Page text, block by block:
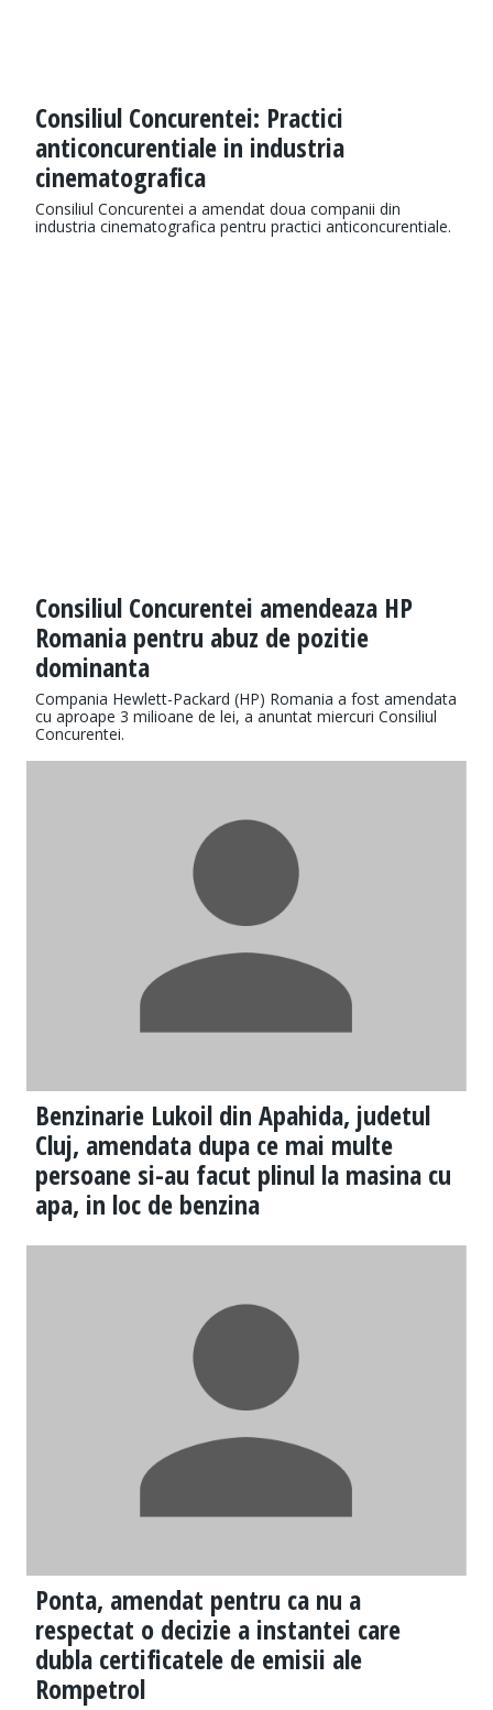
Consiliul Concurentei: Practici
anticoncurentiale in industria
cinematografica
Consiliul Concurentei a amendat doua companii din
industria cinematografica pentru practici anticoncurentiale.
Consiliul Concurentei amendeaza HP
Romania pentru abuz de pozitie
dominanta
Compania Hewlett-Packard (HP) Romania a fost amendata
cu aproape 3 milioane de lei, a anuntat miercuri Consiliul
Concurentei.
Benzinarie Lukoil din Apahida, judetul
Cluj, amendata dupa ce mai multe
persoane si-au facut plinul la masina cu
apa, in loc de benzina
Ponta, amendat pentru ca nu a
respectat o decizie a instantei care
dubla certificatele de emisii ale
Rompetrol